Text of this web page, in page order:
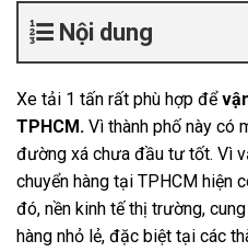
Nội dung
Xe tải 1 tấn rất phù hợp để
TPHCM. Vì thành phố này có
đường xá chưa đầu tư tốt. Vì
chuyển hàng tại TPHCM hiện
đó, nền kinh tế thị trường,
hàng nhỏ lẻ, đặc biệt tại các